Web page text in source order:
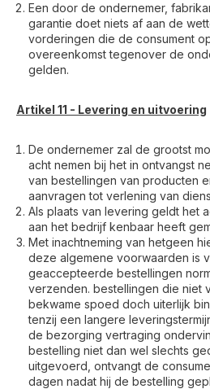
Een door de ondernemer,
garantie doet niets af aan de
vorderingen die de consument
overeenkomst tegenover de
gelden.
Artikel 11 - Levering en uitvoering
De ondernemer zal de grootst
acht nemen bij het in ontvangst
van bestellingen van producten
aanvragen tot verlening van
Als plaats van levering geldt het
aan het bedrijf kenbaar heeft
Met inachtneming van hetgeen
deze algemene voorwaarden is
geaccepteerde bestellingen
verzenden. bestellingen die niet
bekwame spoed doch uiterlijk
tenzij een langere
de bezorging vertraging
bestelling niet dan wel slechts
uitgevoerd, ontvangt de
dagen nadat hij de bestelling